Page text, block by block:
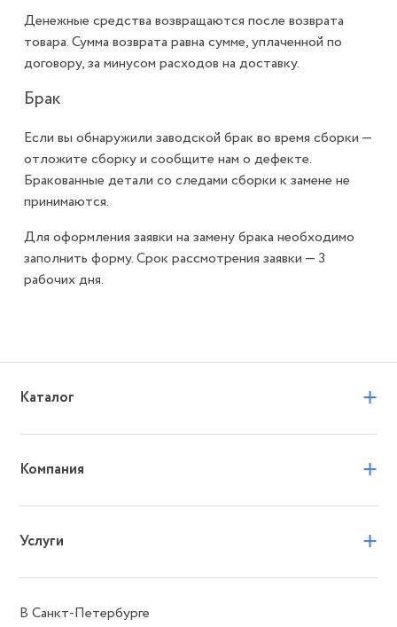
Денежные средства возвращаются после возврата
товара. Сумма возврата равна сумме, уплаченной по
договору, за минусом расходов на доставку.
Брак
Если вы обнаружили заводской брак во время сборки —
отложите сборку и сообщите нам о дефекте.
Бракованные детали со следами сборки к замене не
принимаются.
Для оформления заявки на замену брака необходимо
заполнить форму. Срок рассмотрения заявки — 3
рабочих дня.
Каталог +
Компания +
Услуги +
В Санкт-Петербурге